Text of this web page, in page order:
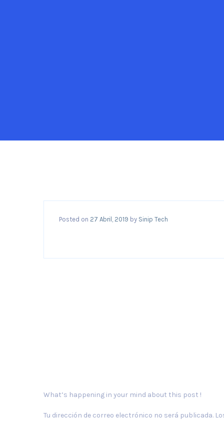
Posted on 27 Abril, 2019 by Sinip Tech
What’s happening in your mind about this post !
Tu dirección de correo electrónico no será publicada.